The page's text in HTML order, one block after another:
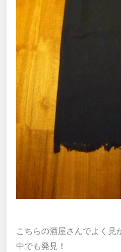
こちらの酒屋さんでよく
中でも発見！